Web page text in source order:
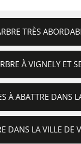
TRÈS
À VIGNELY ET
À ABATTRE DANS
DANS LA VILLE DE